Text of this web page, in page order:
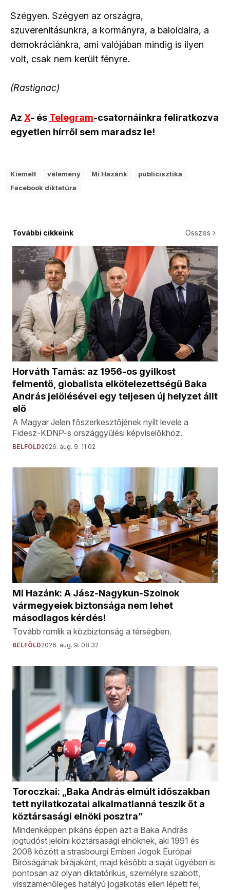
Szégyen. Szégyen az országra,
szuverenitásunkra, a kormányra, a baloldalra, a
demokráciánkra, ami valójában mindig is ilyen
volt, csak nem került fényre.
(Rastignac)
Az X- és Telegram-csatornáinkra feliratkozva
egyetlen hírről sem maradsz le!
Kiemelt vélemény Mi Hazánk
publicisztika
Facebook diktatúra
További cikkeink Összes
Horváth Tamás: az 1956-os gyilkost
felmentő, globalista elkötelezettségű Baka
András jelölésével egy teljesen új helyzet állt
elő
A Magyar Jelen főszerkesztőjének nyílt levele a
Fidesz-KDNP-s országgyűlési képviselőkhöz.
BELFÖLD2026. aug. 9. 11:02
Mi Hazánk: A Jász-Nagykun-Szolnok
vármegyeiek biztonsága nem lehet
másodlagos kérdés!
Tovább romlik a közbiztonság a térségben.
BELFÖLD2026. aug. 9. 08:32
Toroczkai: „Baka András elmúlt időszakban
tett nyilatkozatai alkalmatlanná teszik őt a
köztársasági elnöki posztra”
Mindenképpen pikáns éppen azt a Baka András
jogtudóst jelölni köztársasági elnöknek, aki 1991 és
2008 között a strasbourgi Emberi Jogok Európai
Bíróságának bírájaként, majd később a saját ügyében is
pontosan az olyan diktatórikus, személyre szabott,
visszamenőleges hatályú jogalkotás ellen lépett fel,